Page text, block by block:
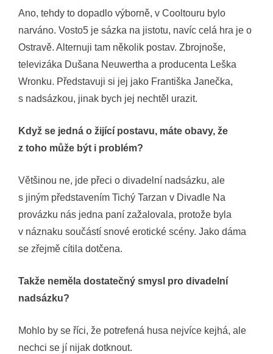
Ano, tehdy to dopadlo výborně, v Cooltouru bylo
narváno. Vosto5 je sázka na jistotu, navíc celá hra je o
Ostravě. Alternuji tam několik postav. Zbrojnoše,
televizáka Dušana Neuwertha a producenta Leška
Wronku. Představuji si jej jako Františka Janečka,
s nadsázkou, jinak bych jej nechtěl urazit.
Když se jedná o žijící postavu, máte obavy, že
z toho může být i problém?
Většinou ne, jde přeci o divadelní nadsázku, ale
s jiným představením Tichý Tarzan v Divadle Na
provázku nás jedna paní zažalovala, protože byla
v náznaku součástí snové erotické scény. Jako dáma
se zřejmě cítila dotčena.
Takže neměla dostatečný smysl pro divadelní
nadsázku?
Mohlo by se říci, že potrefená husa nejvíce kejhá, ale
nechci se jí nijak dotknout.